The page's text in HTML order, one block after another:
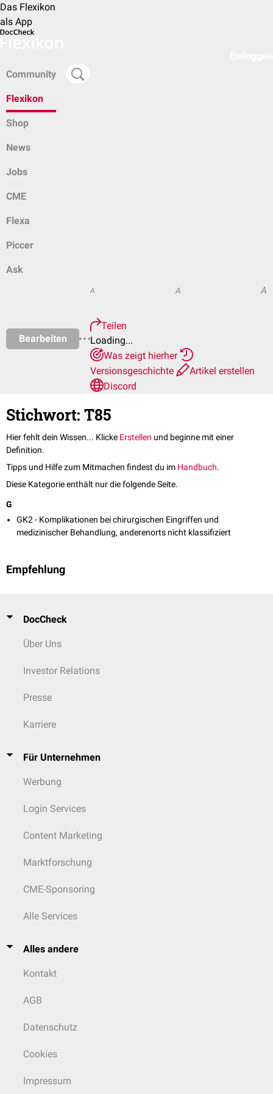
Das Flexikon
als App
Community
Flexikon
Shop
News
Jobs
CME
Flexa
Piccer
Ask
Bearbeiten
A A A
Teilen
Loading...
Was zeigt hierher
Versionsgeschichte
Artikel erstellen
Discord
Stichwort: T85
Hier fehlt dein Wissen... Klicke Erstellen und beginne mit einer
Definition.
Tipps und Hilfe zum Mitmachen findest du im Handbuch.
Diese Kategorie enthält nur die folgende Seite.
G
GK2 - Komplikationen bei chirurgischen Eingriffen und
medizinischer Behandlung, anderenorts nicht klassifiziert
Empfehlung
DocCheck
Über Uns
Investor Relations
Presse
Karriere
Für Unternehmen
Werbung
Login Services
Content Marketing
Marktforschung
CME-Sponsoring
Alle Services
Alles andere
Kontakt
AGB
Datenschutz
Cookies
Impressum